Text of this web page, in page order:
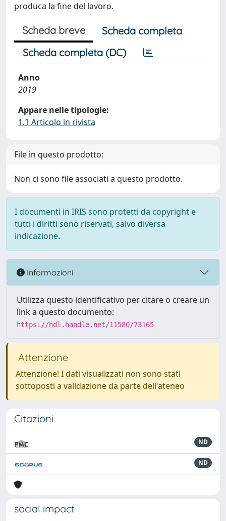
produca la fine del lavoro.
Scheda breve
Scheda completa
Scheda completa (DC)
Anno
2019
Appare nelle tipologie:
1.1 Articolo in rivista
File in questo prodotto:
Non ci sono file associati a questo prodotto.
I documenti in IRIS sono protetti da copyright e
tutti i diritti sono riservati, salvo diversa
indicazione.
Informazioni
Utilizza questo identificativo per citare o creare un
link a questo documento:
https://hdl.handle.net/11580/73165
Attenzione
Attenzione! I dati visualizzati non sono stati
sottoposti a validazione da parte dell'ateneo
Citazioni
ND
ND
social impact